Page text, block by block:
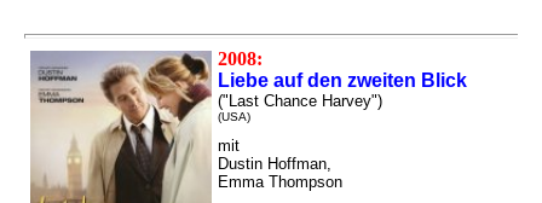
2008:
Liebe auf den zweiten Blick
("Last Chance Harvey")
(USA)
mit
Dustin Hoffman,
Emma Thompson